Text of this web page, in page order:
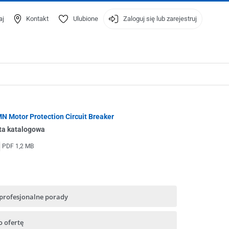
Kontakt Ulubione Zaloguj się lub zarejestruj
Motor Protection Circuit Breaker
katalogowa
PDF 1,2 MB
porady
ofertę